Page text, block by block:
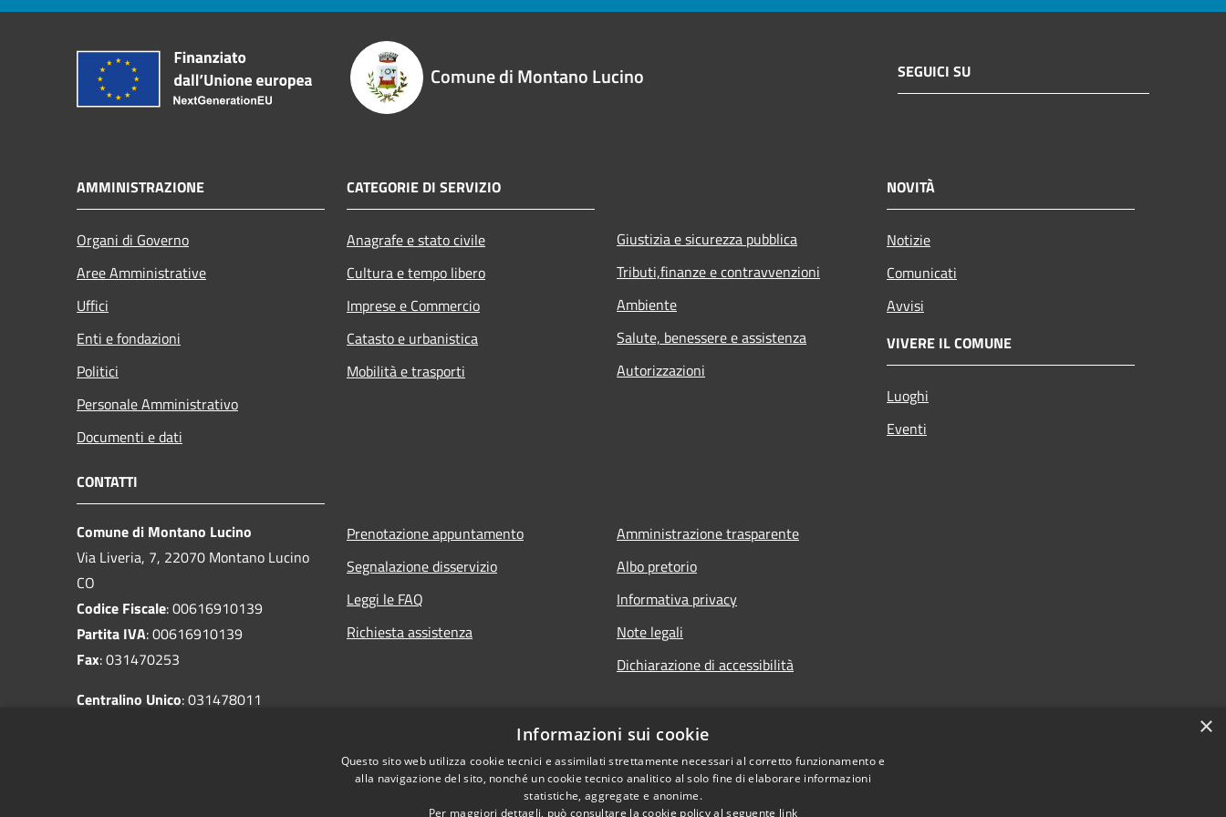
Comune di Montano Lucino SEGUICI SU
AMMINISTRAZIONE
Organi di Governo
Aree Amministrative
Uffici
Enti e fondazioni
Politici
Personale Amministrativo
Documenti e dati
CATEGORIE DI SERVIZIO
Anagrafe e stato civile
Cultura e tempo libero
Imprese e Commercio
Catasto e urbanistica
Mobilità e trasporti
Giustizia e sicurezza pubblica
Tributi,finanze e contravvenzioni
Ambiente
Salute, benessere e assistenza
Autorizzazioni
NOVITÀ
Notizie
Comunicati
Avvisi
VIVERE IL COMUNE
Luoghi
Eventi
CONTATTI
Comune di Montano Lucino
Via Liveria, 7, 22070 Montano Lucino
CO
Codice Fiscale: 00616910139
Partita IVA: 00616910139
Fax: 031470253
Centralino Unico: 031478011
Prenotazione appuntamento
Segnalazione disservizio
Leggi le FAQ
Richiesta assistenza
Amministrazione trasparente
Albo pretorio
Informativa privacy
Note legali
Dichiarazione di accessibilità
×
Informazioni sui cookie
Questo sito web utilizza cookie tecnici e assimilati strettamente necessari al corretto funzionamento e
alla navigazione del sito, nonché un cookie tecnico analitico al solo fine di elaborare informazioni
statistiche, aggregate e anonime.
Per maggiori dettagli, può consultare la cookie policy al seguente link